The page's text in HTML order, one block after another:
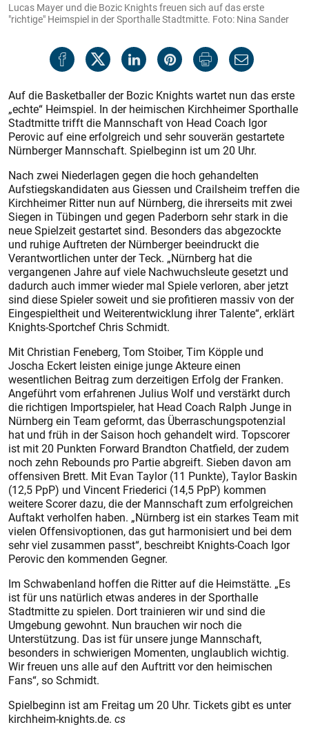
Lucas Mayer und die Bozic Knights freuen sich auf das erste
"richtige" Heimspiel in der Sporthalle Stadtmitte. Foto: Nina Sander
Auf die Basketballer der Bozic Knights wartet nun das erste
„echte“ Heimspiel. In der heimischen Kirchheimer Sporthalle
Stadtmitte trifft die Mannschaft von Head Coach Igor
Perovic auf eine erfolgreich und sehr souverän gestartete
Nürnberger Mannschaft. Spielbeginn ist um 20 Uhr.
Nach zwei Niederlagen gegen die hoch gehandelten
Aufstiegskandidaten aus Giessen und Crailsheim treffen die
Kirchheimer Ritter nun auf Nürnberg, die ihrerseits mit zwei
Siegen in Tübingen und gegen Paderborn sehr stark in die
neue Spielzeit gestartet sind. Besonders das abgezockte
und ruhige Auftreten der Nürnberger beeindruckt die
Verantwortlichen unter der Teck. „Nürnberg hat die
vergangenen Jahre auf viele Nachwuchsleute gesetzt und
dadurch auch immer wieder mal Spiele verloren, aber jetzt
sind diese Spieler soweit und sie profitieren massiv von der
Eingespieltheit und Weiterentwicklung ihrer Talente“, erklärt
Knights-Sportchef Chris Schmidt.
Mit Christian Feneberg, Tom Stoiber, Tim Köpple und
Joscha Eckert leisten einige junge Akteure einen
wesentlichen Beitrag zum derzeitigen Erfolg der Franken.
Angeführt vom erfahrenen Julius Wolf und verstärkt durch
die richtigen Importspieler, hat Head Coach Ralph Junge in
Nürnberg ein Team geformt, das Überraschungspotenzial
hat und früh in der Saison hoch gehandelt wird. Topscorer
ist mit 20 Punkten Forward Brandton Chatfield, der zudem
noch zehn Rebounds pro Partie abgreift. Sieben davon am
offensiven Brett. Mit Evan Taylor (11 Punkte), Taylor Baskin
(12,5 PpP) und Vincent Friederici (14,5 PpP) kommen
weitere Scorer dazu, die der Mannschaft zum erfolgreichen
Auftakt verholfen haben. „Nürnberg ist ein starkes Team mit
vielen Offensivoptionen, das gut harmonisiert und bei dem
sehr viel zusammen passt“, beschreibt Knights-Coach Igor
Perovic den kommenden Gegner.
Im Schwabenland hoffen die Ritter auf die Heimstätte. „Es
ist für uns natürlich etwas anderes in der Sporthalle
Stadtmitte zu spielen. Dort trainieren wir und sind die
Umgebung gewohnt. Nun brauchen wir noch die
Unterstützung. Das ist für unsere junge Mannschaft,
besonders in schwierigen Momenten, unglaublich wichtig.
Wir freuen uns alle auf den Auftritt vor den heimischen
Fans“, so Schmidt.
Spielbeginn ist am Freitag um 20 Uhr. Tickets gibt es unter
kirchheim-knights.de. cs